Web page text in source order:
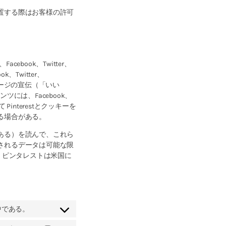
する際はお客様の許可
、Twitter、
、Twitter、
ジの宣伝（「いい
ツには、Facebook、
Pinterestとクッキーを
合がある。
る）を読んで、これら
れるデータは可能な限
ンタレストは米国に
ある。